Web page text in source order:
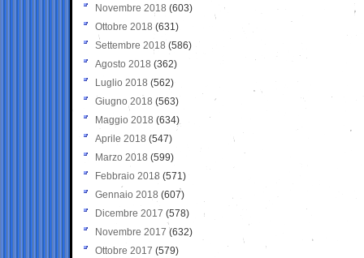
Novembre 2018 (603)
Ottobre 2018 (631)
Settembre 2018 (586)
Agosto 2018 (362)
Luglio 2018 (562)
Giugno 2018 (563)
Maggio 2018 (634)
Aprile 2018 (547)
Marzo 2018 (599)
Febbraio 2018 (571)
Gennaio 2018 (607)
Dicembre 2017 (578)
Novembre 2017 (632)
Ottobre 2017 (579)